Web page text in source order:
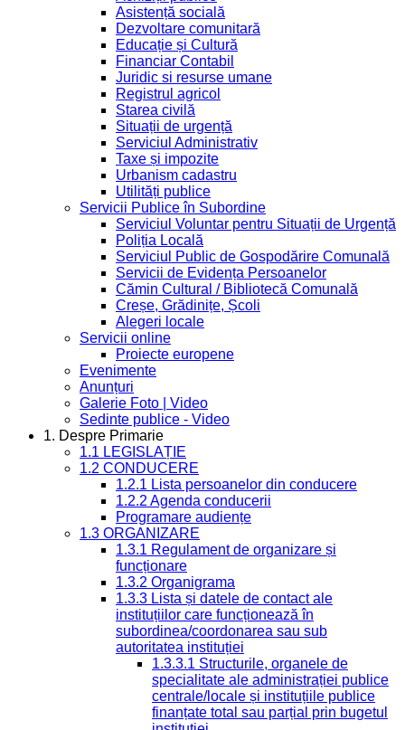
Asistență socială
Dezvoltare comunitară
Educație și Cultură
Financiar Contabil
Juridic si resurse umane
Registrul agricol
Starea civilă
Situații de urgență
Serviciul Administrativ
Taxe și impozite
Urbanism cadastru
Utilități publice
Servicii Publice în Subordine
Serviciul Voluntar pentru Situații de Urgență
Poliția Locală
Serviciul Public de Gospodărire Comunală
Servicii de Evidența Persoanelor
Cămin Cultural / Bibliotecă Comunală
Creșe, Grădinițe, Școli
Alegeri locale
Servicii online
Proiecte europene
Evenimente
Anunțuri
Galerie Foto | Video
Sedinte publice - Video
1. Despre Primarie
1.1 LEGISLAȚIE
1.2 CONDUCERE
1.2.1 Lista persoanelor din conducere
1.2.2 Agenda conducerii
Programare audiențe
1.3 ORGANIZARE
1.3.1 Regulament de organizare și
funcționare
1.3.2 Organigrama
1.3.3 Lista și datele de contact ale
instituțiilor care funcționează în
subordinea/coordonarea sau sub
autoritatea instituției
1.3.3.1 Structurile, organele de
specialitate ale administrației publice
centrale/locale și instituțiile publice
finanțate total sau parțial prin bugetul